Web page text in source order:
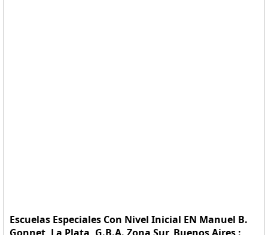
Escuelas Especiales Con Nivel Inicial EN Manuel B.